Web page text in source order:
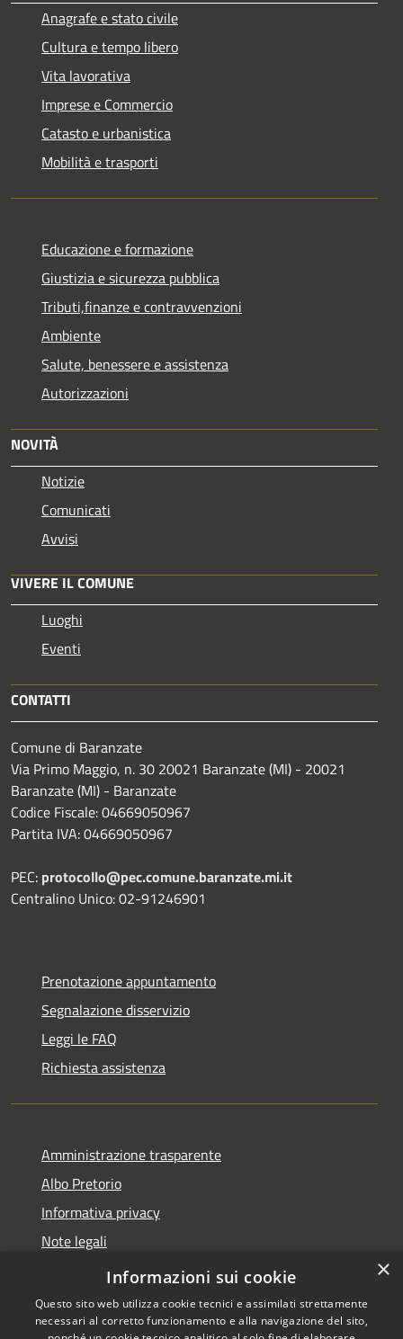
Anagrafe e stato civile
Cultura e tempo libero
Vita lavorativa
Imprese e Commercio
Catasto e urbanistica
Mobilità e trasporti
Educazione e formazione
Giustizia e sicurezza pubblica
Tributi,finanze e contravvenzioni
Ambiente
Salute, benessere e assistenza
Autorizzazioni
NOVITÀ
Notizie
Comunicati
Avvisi
VIVERE IL COMUNE
Luoghi
Eventi
CONTATTI
Comune di Baranzate
Via Primo Maggio, n. 30 20021 Baranzate (MI) - 20021
Baranzate (MI) - Baranzate
Codice Fiscale: 04669050967
Partita IVA: 04669050967
PEC: protocollo@pec.comune.baranzate.mi.it
Centralino Unico: 02-91246901
Prenotazione appuntamento
Segnalazione disservizio
Leggi le FAQ
Richiesta assistenza
Amministrazione trasparente
Albo Pretorio
Informativa privacy
Note legali
Dichiarazione di accessibilità
×
Informazioni sui cookie
Questo sito web utilizza cookie tecnici e assimilati strettamente
necessari al corretto funzionamento e alla navigazione del sito,